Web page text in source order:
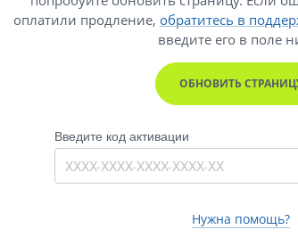
оплатили продление, обратитесь в
введите его в поле
ОБНОВИТЬ
Введите код активации
Нужна помощь?